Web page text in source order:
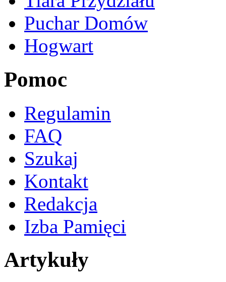
Puchar Domów
Hogwart
Pomoc
Regulamin
FAQ
Szukaj
Kontakt
Redakcja
Izba Pamięci
Artykuły